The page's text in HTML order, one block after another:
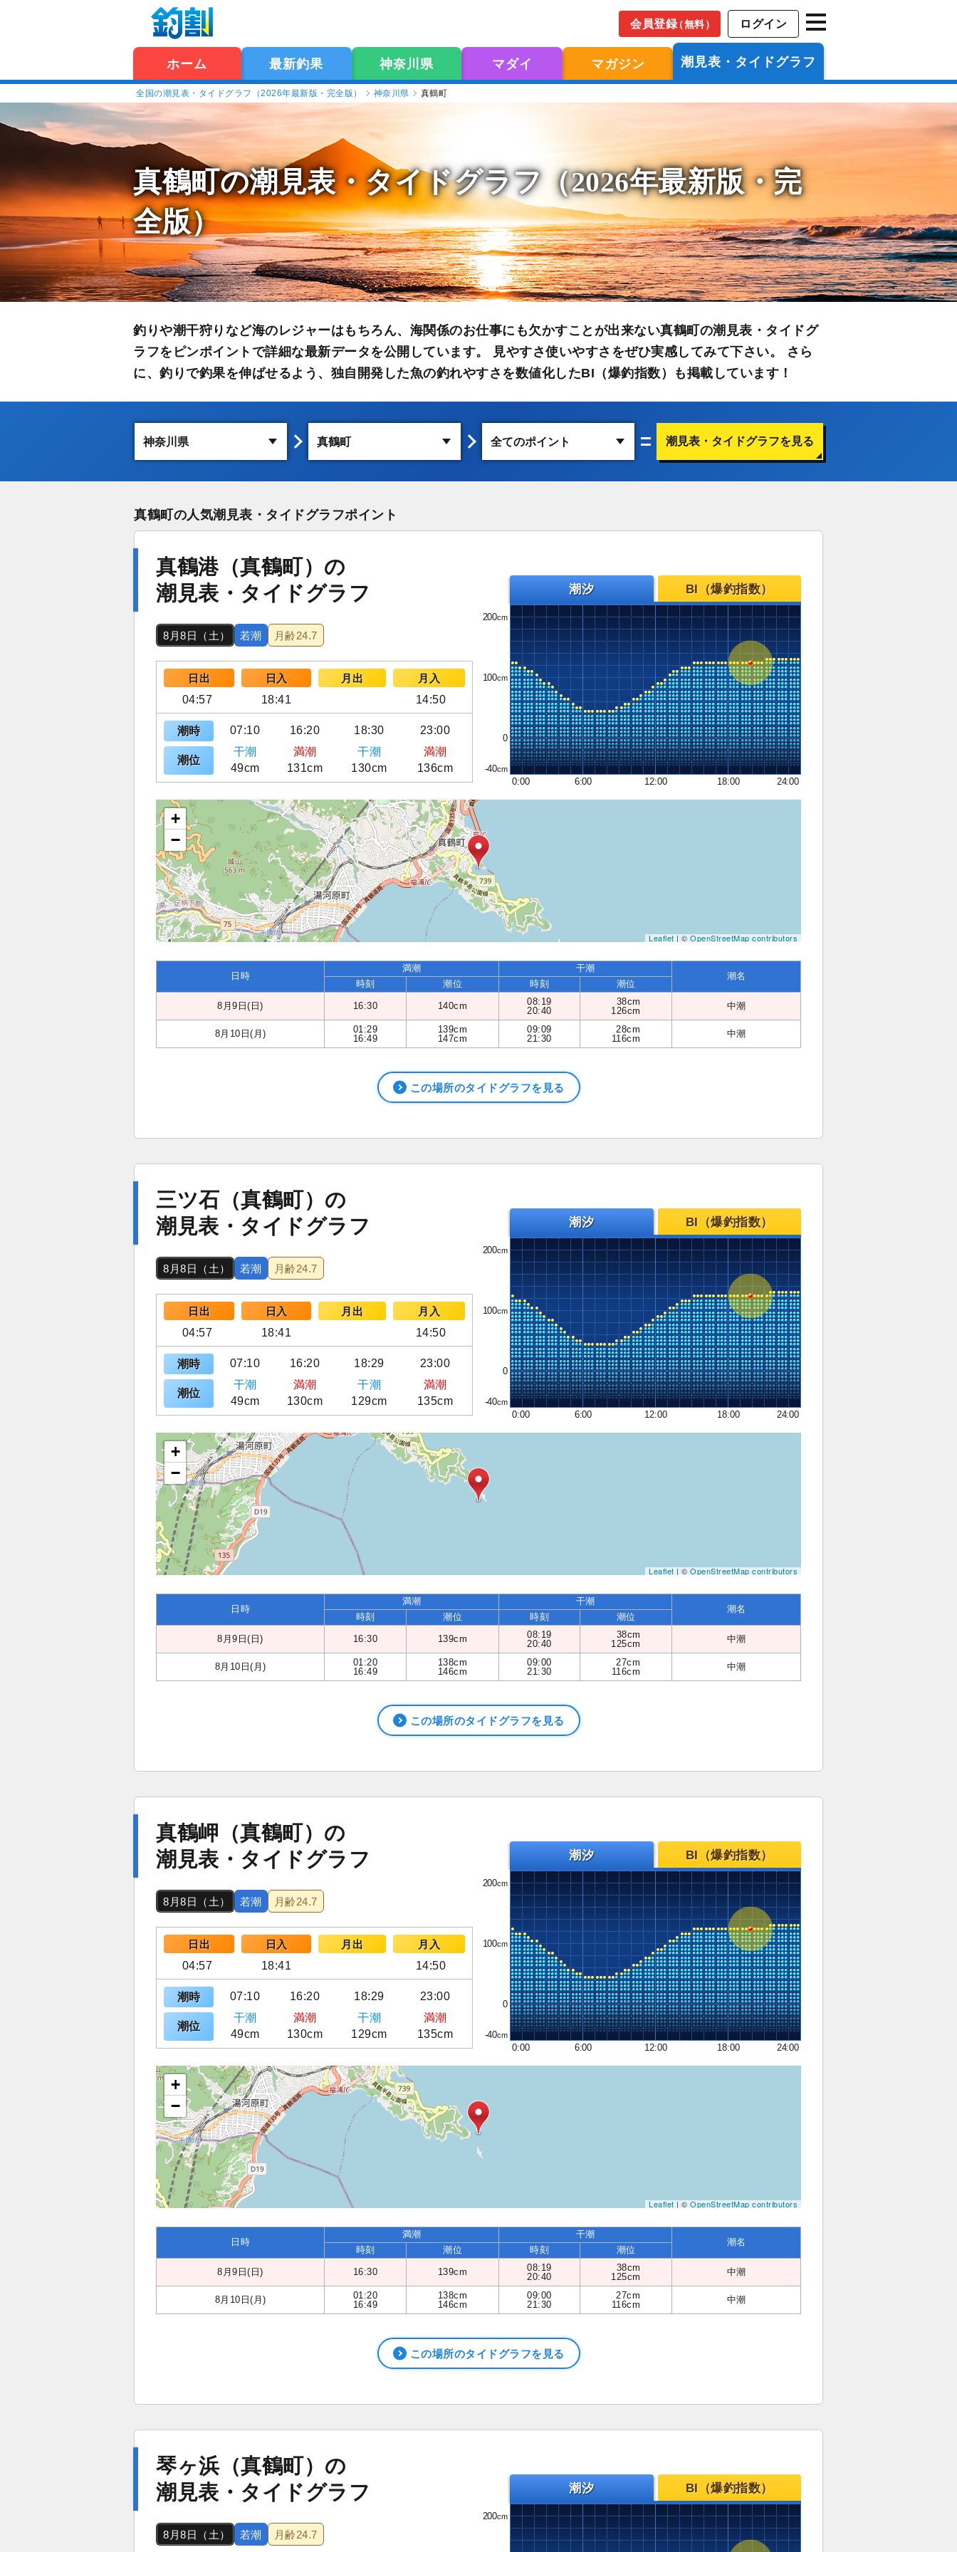
会員登録（無料） ログイン
ホーム 最新釣果 神奈川県 マダイ マガジン 潮見表・タイドグラフ
全国の潮見表・タイドグラフ（2026年最新版・完全版） 神奈川県 真鶴町
真鶴町の潮見表・タイドグラフ（2026年最新版・完
全版）
釣りや潮干狩りなど海のレジャーはもちろん、海関係のお仕事にも欠かすことが出来ない真鶴町の潮見表・タイドグ
ラフをピンポイントで詳細な最新データを公開しています。 見やすさ使いやすさをぜひ実感してみて下さい。 さら
に、釣りで釣果を伸ばせるよう、独自開発した魚の釣れやすさを数値化したBI（爆釣指数）も掲載しています！
潮見表・タイドグラフを見る
真鶴町の人気潮見表・タイドグラフポイント
真鶴港（真鶴町）の
潮見表・タイドグラフ
8月8日（土） 若潮 月齢24.7
日出 日入 月出
月入
04:57
18:41 14:50
潮時 07:10 16:20 18:30 23:00
潮位
干潮 満潮 干潮
満潮
49cm
131cm 130cm 136cm
潮汐 BI（爆釣指数）
200
100
0
-40
0:00
6:00 12:00 18:00 24:00
+
−
Leaflet| ©OpenStreetMap contributors
日時
満潮 干潮
潮名
時刻 潮位 時刻 潮位
8月9日(日) 16:30 140cm
08:19
20:40
38cm
126cm
中潮
8月10日(月)
01:29
16:49
139cm
147cm
09:09
21:30
28cm
116cm
中潮
この場所のタイドグラフを見る
三ツ石（真鶴町）の
潮見表・タイドグラフ
8月8日（土） 若潮 月齢24.7
日出 日入 月出
月入
04:57
18:41 14:50
潮時 07:10 16:20 18:29 23:00
潮位
干潮 満潮 干潮
満潮
49cm
130cm 129cm 135cm
潮汐 BI（爆釣指数）
200
100
0
-40
0:00
6:00 12:00 18:00 24:00
+
−
Leaflet| ©OpenStreetMap contributors
日時
満潮 干潮
潮名
時刻 潮位 時刻 潮位
8月9日(日) 16:30 139cm
08:19
20:40
38cm
125cm
中潮
8月10日(月)
01:20
16:49
138cm
146cm
09:00
21:30
27cm
116cm
中潮
この場所のタイドグラフを見る
真鶴岬（真鶴町）の
潮見表・タイドグラフ
8月8日（土） 若潮 月齢24.7
日出 日入 月出
月入
04:57
18:41 14:50
潮時 07:10 16:20 18:29 23:00
潮位
干潮 満潮 干潮
満潮
49cm
130cm 129cm 135cm
潮汐 BI（爆釣指数）
200
100
0
-40
0:00
6:00 12:00 18:00 24:00
+
−
Leaflet| ©OpenStreetMap contributors
日時
満潮 干潮
潮名
時刻 潮位 時刻 潮位
8月9日(日) 16:30 139cm
08:19
20:40
38cm
125cm
中潮
8月10日(月)
01:20
16:49
138cm
146cm
09:00
21:30
27cm
116cm
中潮
この場所のタイドグラフを見る
琴ヶ浜（真鶴町）の
潮見表・タイドグラフ
8月8日（土） 若潮 月齢24.7
潮汐 BI（爆釣指数）
200